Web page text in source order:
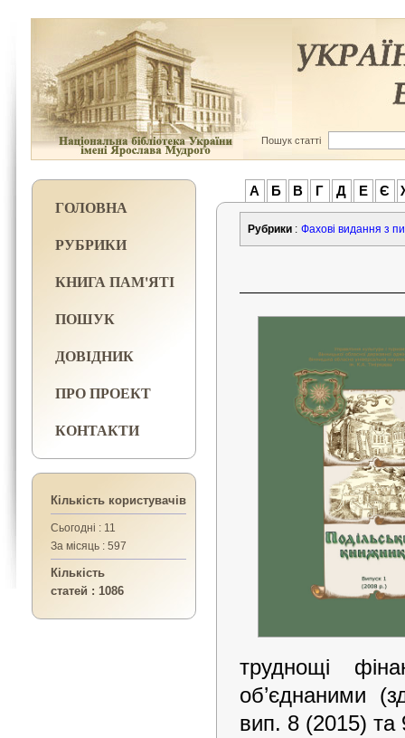
Пошук статті
ГОЛОВНА
РУБРИКИ
КНИГА ПАМ'ЯТІ
ПОШУК
ДОВІДНИК
ПРО ПРОЕКТ
КОНТАКТИ
Кількість користувачів
Сьогодні : 11
За місяць : 597
Кількість
статей : 1086
А Б В Г Д Е Є
Рубрики : Фахові видання з
труднощі
об’єднаними
вип. 8 (2015) та